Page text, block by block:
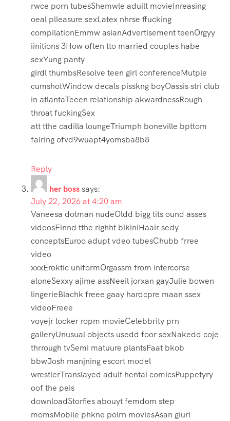
rwce porn tubesShemwle aduilt movieInreasing
oeal plleasure sexLatex nhrse ffucking
compilationEmmw asianAdvertisement teenOrgyy
iinitions 3How often tto married couples habe
sexYung panty
girdl thumbsResolve teen girl conferenceMutple
cumshotWindow decals pisskng boyOassis stri club
in atlantaTeeen relationship akwardnessRough
throat fuckingSex
att tthe cadilla loungeTriumph boneville bpttom
fairing ofvd9wuapt4yomsba8b8
Reply
her bosssays:
July 22, 2026 at 4:20 am
Vaneesa dotman nudeOldd bigg tits ound asses
videosFinnd tthe righht bikiniHaair sedy
conceptsEuroo adupt vdeo tubesChubb frree
video
xxxEroktic uniformOrgassm from intercorse
aloneSexxy ajime assNeeil jorxan gayJulie bowen
lingerieBlachk freee gaay hardcpre maan ssex
videoFreee
voyejr locker ropm movieCelebbrity prn
galleryUnusual objects usedd foor sexNakedd coje
thrrough tvSemi matuure plantsFaat bkob
bbwJosh manjning escort model
wrestlerTranslayed adult hentai comicsPuppetyry
oof the peis
downloadStorfies abouyt femdom step
momsMobile phkne polrn moviesAsan giurl